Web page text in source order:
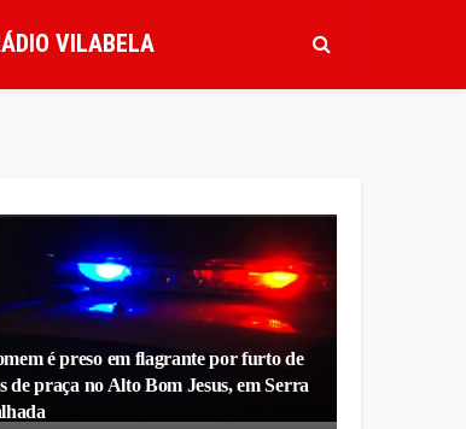
VILABELA
é preso em flagrante por furto de
de praça no Alto Bom Jesus, em Serra